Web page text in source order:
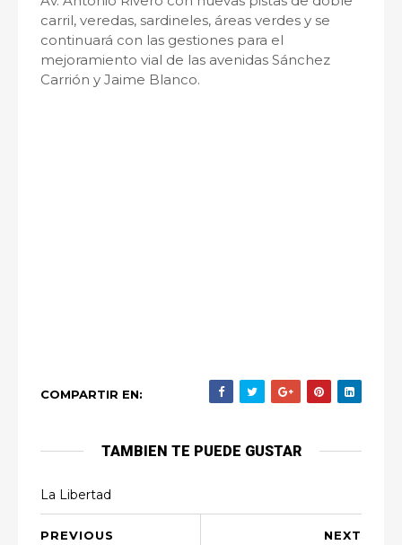
carril, veredas, sardineles, áreas verdes y se
continuará con las gestiones para el
mejoramiento vial de las avenidas Sánchez
Carrión y Jaime Blanco.
COMPARTIR EN:
TAMBIEN TE PUEDE GUSTAR
La Libertad
NEXT
PREVIOUS